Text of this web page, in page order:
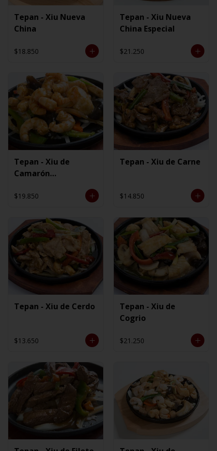
Tepan - Xiu Nueva
China
$18.850
Tepan - Xiu Nueva
China Especial
$21.250
Tepan - Xiu de
Camarón
$19.850
Tepan - Xiu de Carne
$14.850
Tepan - Xiu de Cerdo
$13.650
Tepan - Xiu de
Cogrio
$21.250